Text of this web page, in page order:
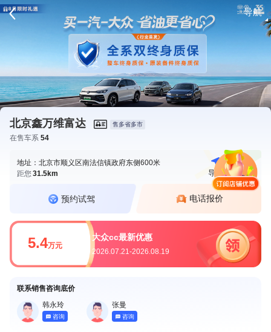
导航
北京鑫万维富达 售多省多市
在售车系 54
地址：北京市顺义区南法信镇政府东侧600米
距您31.5km 导航 电话
预约试驾 电话报价
5.4万元
大众cc最新优惠
2026.07.21-2026.08.19
联系销售咨询底价
韩永玲
咨询
张曼
咨询